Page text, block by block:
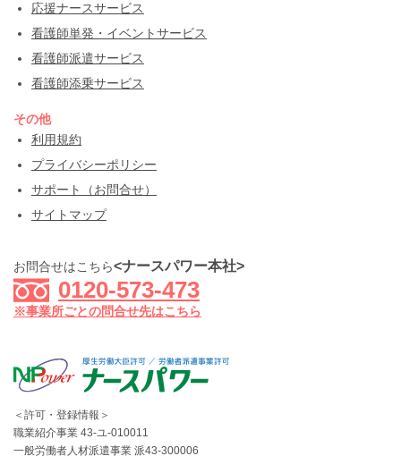
応援ナースサービス
看護師単発・イベントサービス
看護師派遣サービス
看護師添乗サービス
その他
利用規約
プライバシーポリシー
サポート（お問合せ）
サイトマップ
お問合せはこちら<ナースパワー本社>
0120-573-473
※事業所ごとの問合せ先はこちら
＜許可・登録情報＞
職業紹介事業 43-ユ-010011
一般労働者人材派遣事業 派43-300006